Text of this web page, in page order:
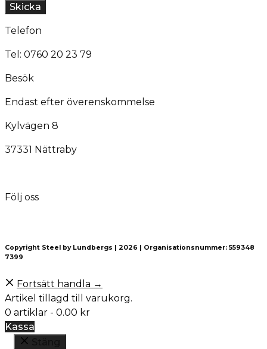
Skicka
Telefon
Tel: 0760 20 23 79
Besök
Endast efter överenskommelse
Kylvägen 8
37331 Nättraby
Följ oss
Copyright Steel by Lundbergs | 2026 | Organisationsnummer: 559348
7399
Fortsätt handla →
Artikel tillagd till varukorg.
0 artiklar - 0.00 kr
Kassa